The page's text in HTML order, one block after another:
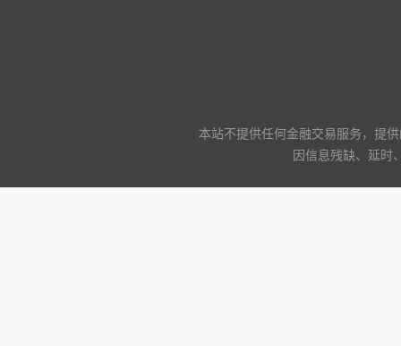
本站不提供任何金融交易服务，提
因信息残缺、延时